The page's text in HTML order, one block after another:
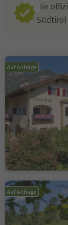
Die
Südtirol
Auf Anfrage
Auf Anfrage